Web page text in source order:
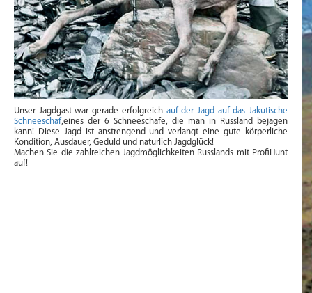
Unser Jagdgast war gerade erfolgreich auf der Jagd auf das Jakutische
Schneeschaf ,eines der 6 Schneeschafe, die man in Russland bejagen
kann! Diese Jagd ist anstrengend und verlangt eine gute körperliche
Kondition, Ausdauer, Geduld und naturlich Jagdglück!
Machen Sie die zahlreichen Jagdmöglichkeiten Russlands mit ProfiHunt
auf!